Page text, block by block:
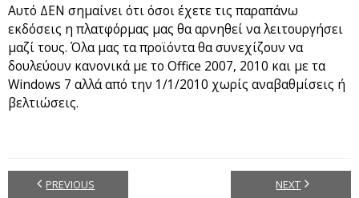
Αυτό ΔΕΝ σημαίνει ότι όσοι έχετε τις παραπάνω
εκδόσεις η πλατφόρμας μας θα αρνηθεί να λειτουργήσει
μαζί τους. Όλα μας τα προϊόντα θα συνεχίζουν να
δουλεύουν κανονικά με το Office 2007, 2010 και με τα
Windows 7 αλλά από την 1/1/2010 χωρίς αναβαθμίσεις ή
βελτιώσεις.
PREVIOUS NEXT